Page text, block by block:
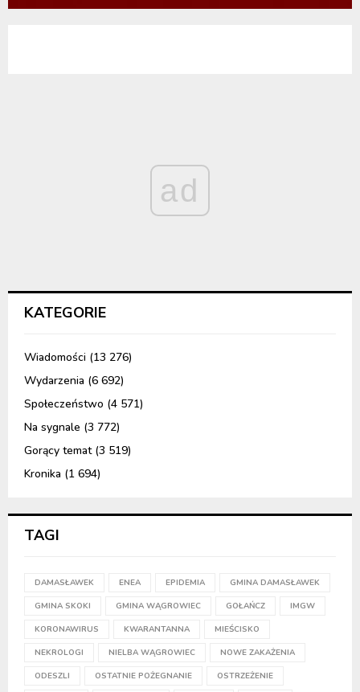
ad
KATEGORIE
Wiadomości (13 276)
Wydarzenia (6 692)
Społeczeństwo (4 571)
Na sygnale (3 772)
Gorący temat(3 519)
Kronika (1 694)
TAGI
DAMASŁAWEK ENEA EPIDEMIA GMINA DAMASŁAWEK
GMINA SKOKI GMINA WĄGROWIEC GOŁAŃCZ IMGW
KORONAWIRUS KWARANTANNA MIEŚCISKO
NEKROLOGI NIELBA WĄGROWIEC NOWE ZAKAŻENIA
ODESZLI OSTATNIE POŻEGNANIE OSTRZEŻENIE